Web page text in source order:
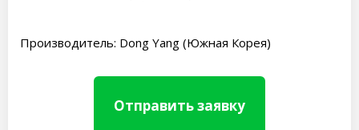
Производитель: Dong Yang (Южная Корея)
Отправить заявку